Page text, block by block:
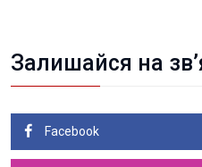
Залишайся на
Facebook